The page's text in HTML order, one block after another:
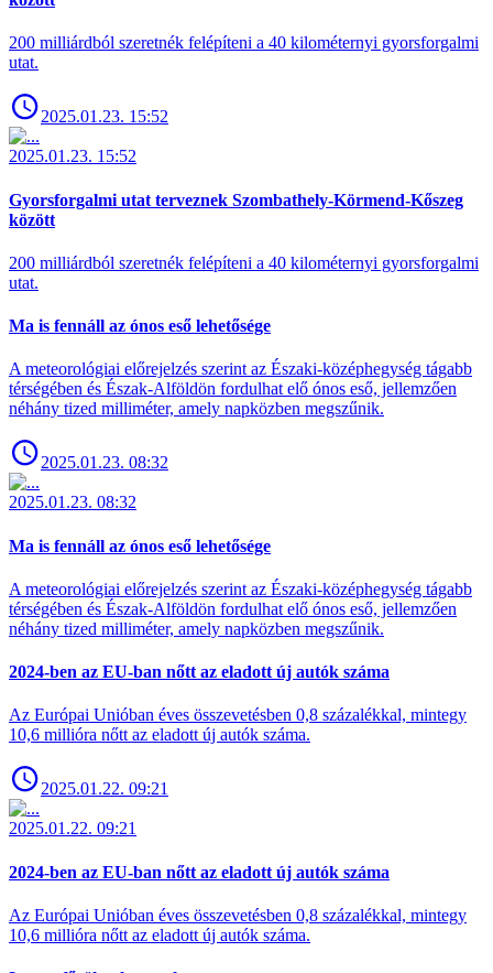
200 milliárdból szeretnék felépíteni a 40 kilométernyi gyorsforgalmi
utat.
2025.01.23. 15:52
2025.01.23. 15:52
Gyorsforgalmi utat terveznek Szombathely-Körmend-Kőszeg
között
200 milliárdból szeretnék felépíteni a 40 kilométernyi gyorsforgalmi
utat.
Ma is fennáll az ónos eső lehetősége
A meteorológiai előrejelzés szerint az Északi-középhegység tágabb
térségében és Észak-Alföldön fordulhat elő ónos eső, jellemzően
néhány tized milliméter, amely napközben megszűnik.
2025.01.23. 08:32
2025.01.23. 08:32
Ma is fennáll az ónos eső lehetősége
A meteorológiai előrejelzés szerint az Északi-középhegység tágabb
térségében és Észak-Alföldön fordulhat elő ónos eső, jellemzően
néhány tized milliméter, amely napközben megszűnik.
2024-ben az EU-ban nőtt az eladott új autók száma
Az Európai Unióban éves összevetésben 0,8 százalékkal, mintegy
10,6 millióra nőtt az eladott új autók száma.
2025.01.22. 09:21
2025.01.22. 09:21
2024-ben az EU-ban nőtt az eladott új autók száma
Az Európai Unióban éves összevetésben 0,8 százalékkal, mintegy
10,6 millióra nőtt az eladott új autók száma.